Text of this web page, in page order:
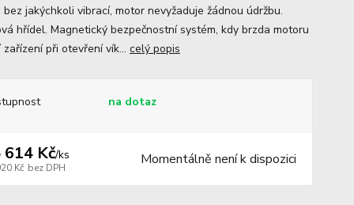
jakýchkoli vibrací, motor nevyžaduje žádnou údržbu.
hřídel. Magnetický bezpečnostní systém, kdy brzda motoru
při otevření vík... celý popis
na dotaz
614 Kč/ks
Kč bez DPH Momentálně není k dispozici